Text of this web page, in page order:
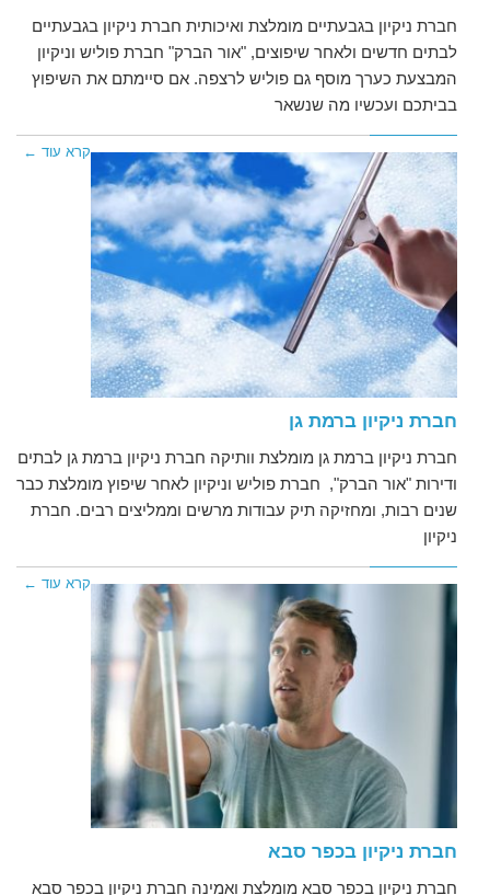
חברת ניקיון בגבעתיים מומלצת ואיכותית חברת ניקיון בגבעתיים
לבתים חדשים ולאחר שיפוצים, "אור הברק" חברת פוליש וניקיון
המבצעת כערך מוסף גם פוליש לרצפה. אם סיימתם את השיפוץ
בביתכם ועכשיו מה שנשאר
קרא עוד ←
חברת ניקיון ברמת גן
חברת ניקיון ברמת גן מומלצת וותיקה חברת ניקיון ברמת גן לבתים
ודירות "אור הברק", חברת פוליש וניקיון לאחר שיפוץ מומלצת כבר
שנים רבות, ומחזיקה תיק עבודות מרשים וממליצים רבים. חברת
ניקיון
קרא עוד ←
חברת ניקיון בכפר סבא
חברת ניקיון בכפר סבא מומלצת ואמינה חברת ניקיון בכפר סבא